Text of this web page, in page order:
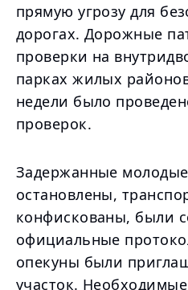
прямую угрозу для
дорогах. Дорожные
проверки на
парках жилых
недели было
проверок.
Задержанные
остановлены,
конфискованы, были
официальные
опекуны были
участок.